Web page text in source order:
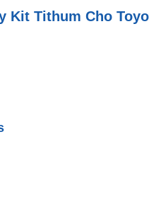
Kit Tithum Cho